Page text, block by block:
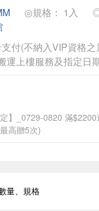
◎規格： 1入
付(不納入VIP資格
運上樓服務及指定日
定】_0729-0820 滿
高贈5次)
量、規格